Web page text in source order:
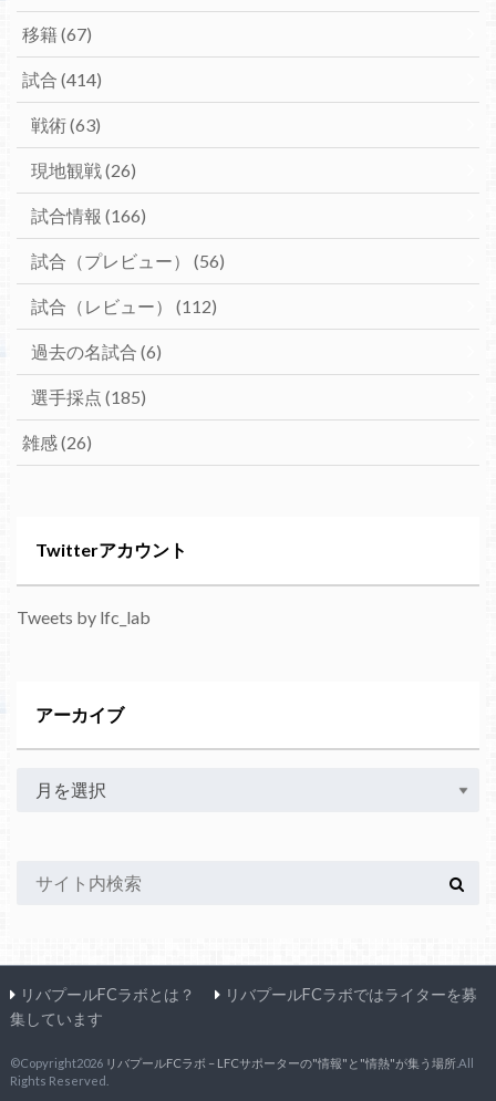
移籍(67)
試合 (414)
戦術(63)
現地観戦(26)
試合情報 (166)
試合（プレビュー） (56)
試合（レビュー） (112)
過去の名試合 (6)
選手採点 (185)
雑感(26)
Twitterアカウント
Tweets by lfc_lab
アーカイブ
リバプールFCラボとは？
リバプールFCラボではライターを募
集しています
©Copyright2026 リバプールFCラボ – LFCサポーターの"情報"と"情熱"が集う場所.All
Rights Reserved.